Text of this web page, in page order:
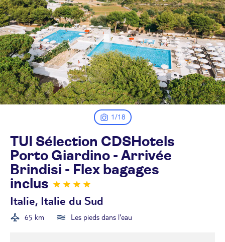
1/18
TUI Sélection CDSHotels
Porto Giardino - Arrivée
Brindisi - Flex bagages
inclus
Italie, Italie du Sud
65 km Les pieds dans l'eau